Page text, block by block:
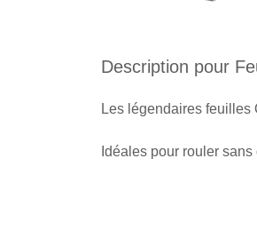
Description pour
Les légendaires feuilles
Idéales pour rouler